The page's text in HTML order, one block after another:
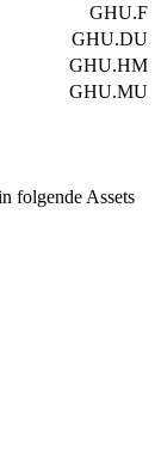
GHU.F
GHU.DU
GHU.HM
GHU.MU
folgende Assets